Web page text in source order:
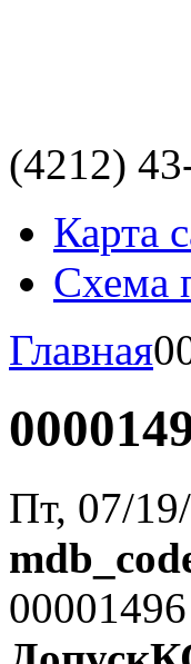
(4212)
Карта
Схема
Главная
Пт, 07/
00001496